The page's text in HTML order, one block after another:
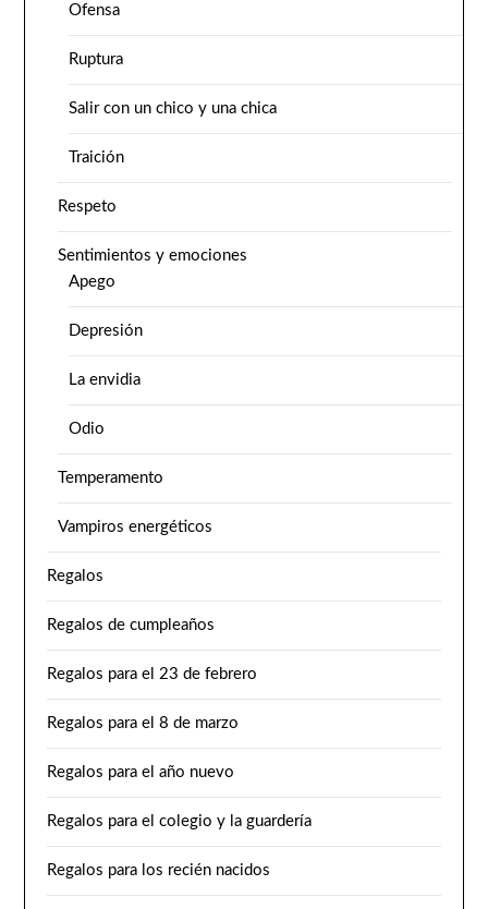
Ofensa
Ruptura
Salir con un chico y una chica
Traición
Respeto
Sentimientos y emociones
Apego
Depresión
La envidia
Odio
Temperamento
Vampiros energéticos
Regalos
Regalos de cumpleaños
Regalos para el 23 de febrero
Regalos para el 8 de marzo
Regalos para el año nuevo
Regalos para el colegio y la guardería
Regalos para los recién nacidos